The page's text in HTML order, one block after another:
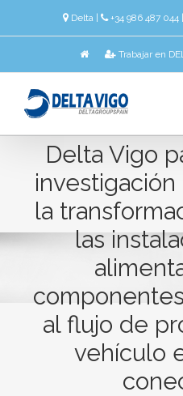
Delta +34 986 487 044 |
Trabajar en
Delta Vigo
la
las
al flujo de
vehículo